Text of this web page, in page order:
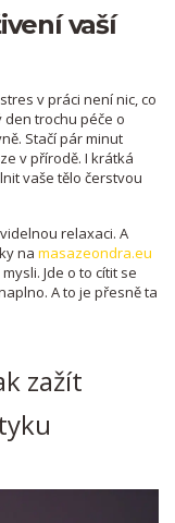
vaší
v práci není nic, co
trochu péče o
Stačí pár minut
v přírodě. I krátká
vaše tělo čerstvou
relaxaci. A
na masazeondra.eu
Jde o to cítit se
A to je přesně ta
zažít